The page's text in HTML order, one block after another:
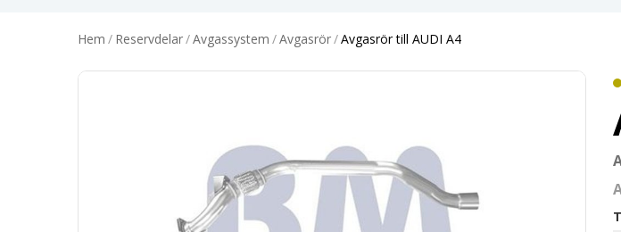
Hem / Reservdelar/Avgassystem /Avgasrör/Avgasrör till AUDI A4